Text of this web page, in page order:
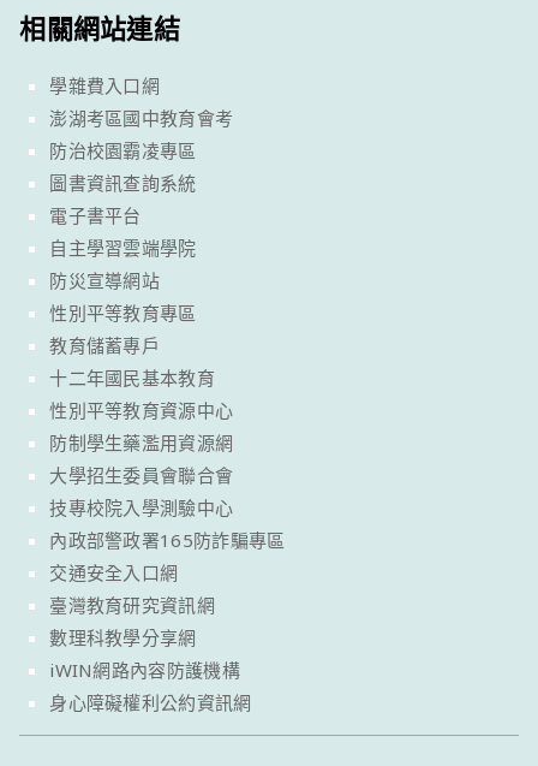
相關網站連結
學雜費入口網
澎湖考區國中教育會考
防治校園霸凌專區
圖書資訊查詢系統
電子書平台
自主學習雲端學院
防災宣導網站
性別平等教育專區
教育儲蓄專戶
十二年國民基本教育
性別平等教育資源中心
防制學生藥濫用資源網
大學招生委員會聯合會
技專校院入學測驗中心
內政部警政署165防詐騙專區
交通安全入口網
臺灣教育研究資訊網
數理科教學分享網
iWIN網路內容防護機構
身心障礙權利公約資訊網